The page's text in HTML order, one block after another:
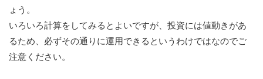
ょう。
いろいろ計算をしてみるとよいですが、投資には値動きがあ
るため、必ずその通りに運用できるというわけではなのでご
注意ください。